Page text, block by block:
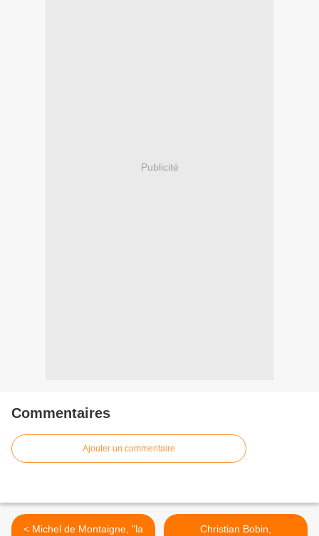
Publicité
Commentaires
Ajouter un commentaire
< Michel de Montaigne, "la
Christian Bobin,